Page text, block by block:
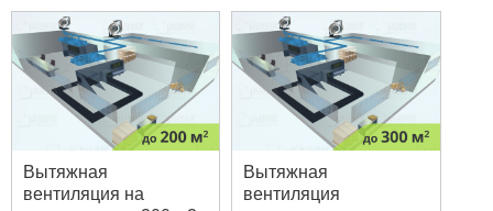
Вытяжная
вентиляция на
Вытяжная
вентиляция